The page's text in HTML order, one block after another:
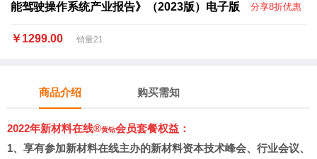
分享8折优惠
能驾驶操作系统产业报告》（2023版）电子版
￥1299.00 销量21
商品介绍 购买需知
2022年新材料在线®黄钻会员套餐权益：
1、 享有参加新材料在线主办的新材料资本技术峰会、行业会议、